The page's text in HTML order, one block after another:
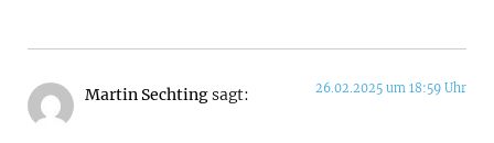
Martin Sechtingsagt: 26.02.2025 um 18:59 Uhr